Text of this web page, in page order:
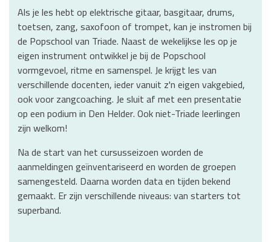
Als je les hebt op elektrische gitaar, basgitaar, drums,
toetsen, zang, saxofoon of trompet, kan je instromen bij
de Popschool van Triade. Naast de wekelijkse les op je
eigen instrument ontwikkel je bij de Popschool
vormgevoel, ritme en samenspel. Je krijgt les van
verschillende docenten, ieder vanuit z'n eigen vakgebied,
ook voor zangcoaching. Je sluit af met een presentatie
op een podium in Den Helder. Ook niet-Triade leerlingen
zijn welkom!
Na de start van het cursusseizoen worden de
aanmeldingen geïnventariseerd en worden de groepen
samengesteld. Daarna worden data en tijden bekend
gemaakt. Er zijn verschillende niveaus: van starters tot
superband.